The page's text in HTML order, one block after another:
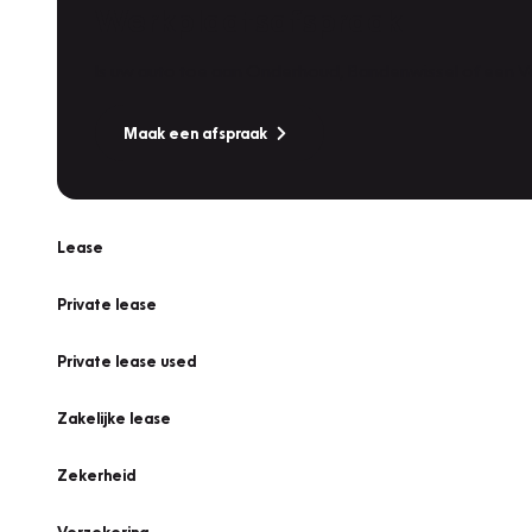
Maak een afspraak
Lease
Private lease
Private lease used
Zakelijke lease
Zekerheid